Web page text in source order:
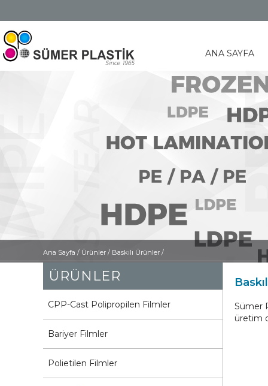
ANA SAYFA
Ana Sayfa / Ürünler / Baskılı Ürünler /
ÜRÜNLER
CPP-Cast Polipropilen Filmler
Bariyer Filmler
Polietilen Filmler
Sümer
üretim